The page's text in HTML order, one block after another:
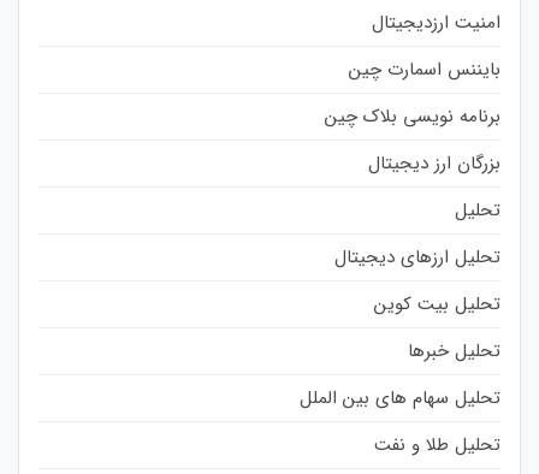
امنیت ارزدیجیتال
بایننس اسمارت چین
برنامه نویسی بلاک چین
بزرگان ارز دیجیتال
تحلیل
تحلیل ارزهای دیجیتال
تحلیل بیت کوین
تحلیل خبرها
تحلیل سهام های بین الملل
تحلیل طلا و نفت